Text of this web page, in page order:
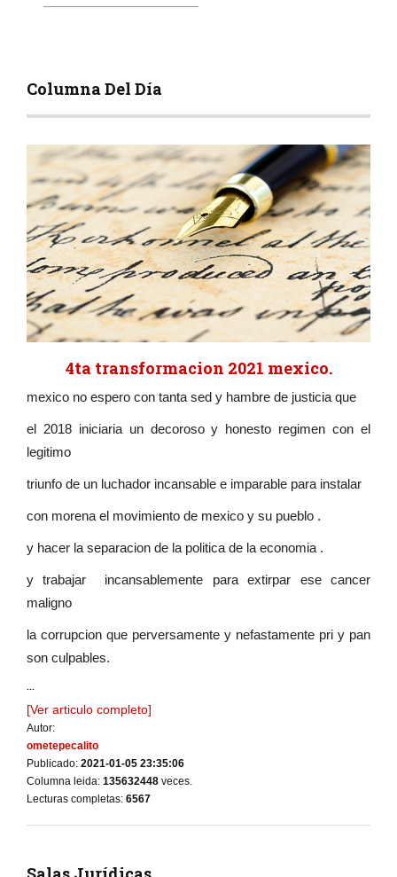
Columna Del Día
4ta transformacion 2021 mexico.
mexico no espero con tanta sed y hambre de justicia que
el 2018 iniciaria un decoroso y honesto regimen con el
legitimo
triunfo de un luchador incansable e imparable para instalar
con morena el movimiento de mexico y su pueblo .
y hacer la separacion de la politica de la economia .
y trabajar incansablemente para extirpar ese cancer
maligno
la corrupcion que perversamente y nefastamente pri y pan
son culpables.
...
[Ver articulo completo]
Autor:
ometepecalito
Publicado: 2021-01-05 23:35:06
Columna leida: 135632448 veces.
Lecturas completas: 6567